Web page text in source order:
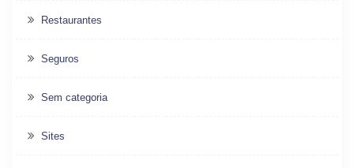
Restaurantes
Seguros
Sem categoria
Sites